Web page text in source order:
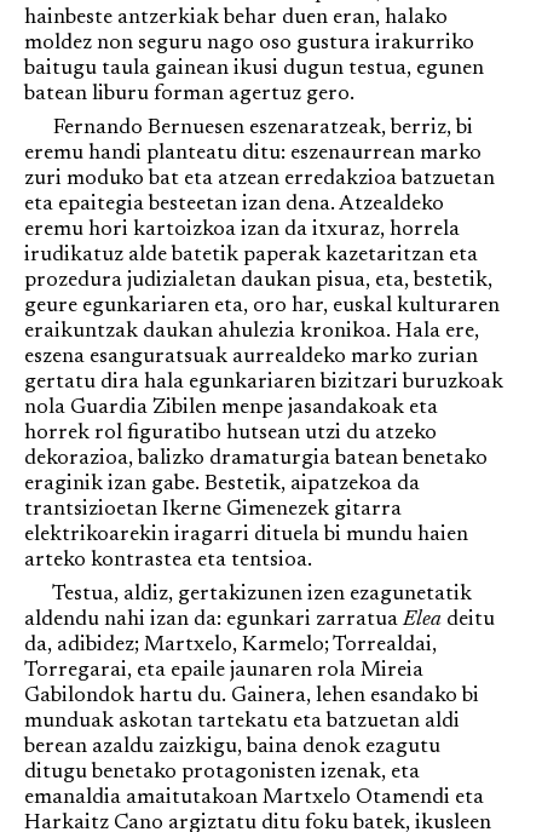
hainbeste antzerkiak behar duen eran, halako
moldez non seguru nago oso gustura irakurriko
baitugu taula gainean ikusi dugun testua, egunen
batean liburu forman agertuz gero.
Fernando Bernuesen eszenaratzeak, berriz, bi
eremu handi planteatu ditu: eszenaurrean marko
zuri moduko bat eta atzean erredakzioa batzuetan
eta epaitegia besteetan izan dena. Atzealdeko
eremu hori kartoizkoa izan da itxuraz, horrela
irudikatuz alde batetik paperak kazetaritzan eta
prozedura judizialetan daukan pisua, eta, bestetik,
geure egunkariaren eta, oro har, euskal kulturaren
eraikuntzak daukan ahulezia kronikoa. Hala ere,
eszena esanguratsuak aurrealdeko marko zurian
gertatu dira hala egunkariaren bizitzari buruzkoak
nola Guardia Zibilen menpe jasandakoak eta
horrek rol figuratibo hutsean utzi du atzeko
dekorazioa, balizko dramaturgia batean benetako
eraginik izan gabe. Bestetik, aipatzekoa da
trantsizioetan Ikerne Gimenezek gitarra
elektrikoarekin iragarri dituela bi mundu haien
arteko kontrastea eta tentsioa.
Testua, aldiz, gertakizunen izen ezagunetatik
aldendu nahi izan da: egunkari zarratuaElea deitu
da, adibidez; Martxelo, Karmelo; Torrealdai,
Torregarai, eta epaile jaunaren rola Mireia
Gabilondok hartu du. Gainera, lehen esandako bi
munduak askotan tartekatu eta batzuetan aldi
berean azaldu zaizkigu, baina denok ezagutu
ditugu benetako protagonisten izenak, eta
emanaldia amaitutakoan Martxelo Otamendi eta
Harkaitz Cano argiztatu ditu foku batek, ikusleen